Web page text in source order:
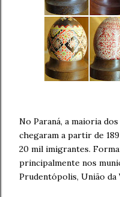
No Paraná, a maioria
chegaram a partir de
20 mil imigrantes.
principalmente nos
Prudentópolis, União da